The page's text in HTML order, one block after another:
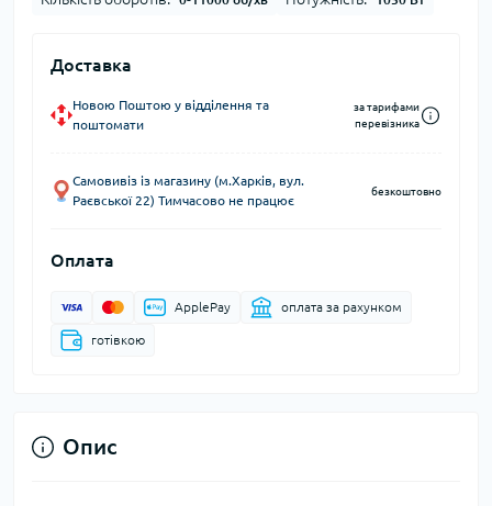
Доставка
Новою Поштою у відділення та
поштомати
за тарифами
перевізника
Самовивіз із магазину (м.Харків, вул.
Раєвської 22) Тимчасово не працює
безкоштовно
Оплата
ApplePay оплата за рахунком
готівкою
Опис